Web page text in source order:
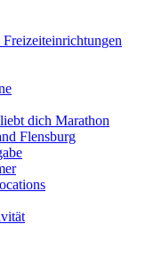
dich Marathon
Flensburg